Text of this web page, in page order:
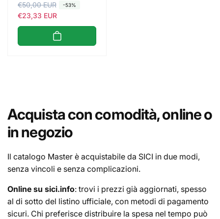
P
r
e
z
s
i
o
€50,00 EUR -53%
P
r
e
z
t
t
€23,33 EUR
Acquista con comodità, online o
in negozio
Il catalogo Master è acquistabile da SICI in due modi,
senza vincoli e senza complicazioni.
Online su sici.info: trovi i prezzi già aggiornati, spesso
al di sotto del listino ufficiale, con metodi di pagamento
sicuri. Chi preferisce distribuire la spesa nel tempo può